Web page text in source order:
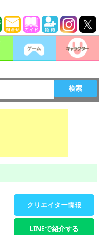
検索
クリエイター情報
LINEで紹介する